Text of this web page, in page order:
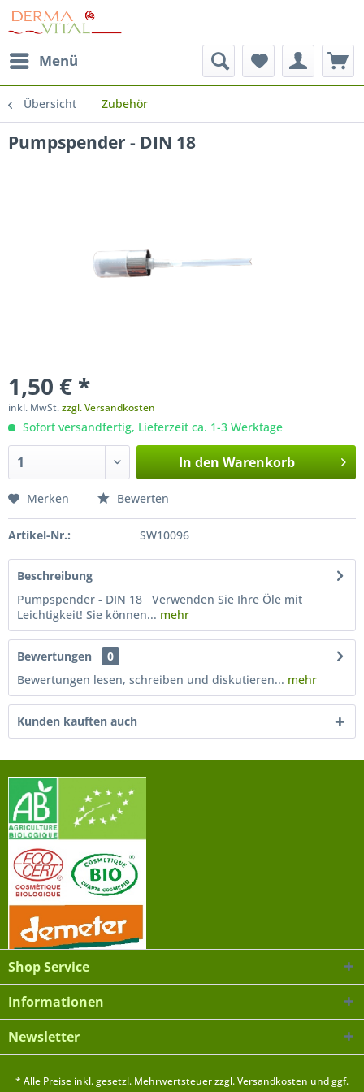
Menü
Übersicht Zubehör
Pumpspender - DIN 18
1,50 € *
inkl. MwSt.zzgl. Versandkosten
Sofort versandfertig, Lieferzeit ca. 1-3 Werktage
In den Warenkorb
Merken Bewerten
Artikel-Nr.: SW10096
Beschreibung
Pumpspender - DIN 18 Verwenden Sie Ihre Öle mit
Leichtigkeit! Sie können... mehr
Bewertungen
0
Bewertungen lesen, schreiben und diskutieren... mehr
Kunden kauften auch
Shop Service
Informationen
Newsletter
* Alle Preise inkl. gesetzl. Mehrwertsteuer zzgl.Versandkosten und ggf.